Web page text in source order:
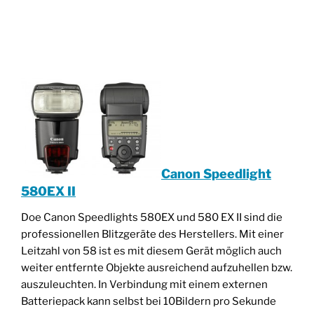
Canon Speedlight
580EX II
Doe Canon Speedlights 580EX und 580 EX II sind die
professionellen Blitzgeräte des Herstellers. Mit einer
Leitzahl von 58 ist es mit diesem Gerät möglich auch
weiter entfernte Objekte ausreichend aufzuhellen bzw.
auszuleuchten. In Verbindung mit einem externen
Batteriepack kann selbst bei 10Bildern pro Sekunde